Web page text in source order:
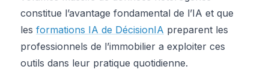
constitue l’avantage fondamental de l’IA et que
les formations IA de DécisionIA preparent les
professionnels de l’immobilier a exploiter ces
outils dans leur pratique quotidienne.